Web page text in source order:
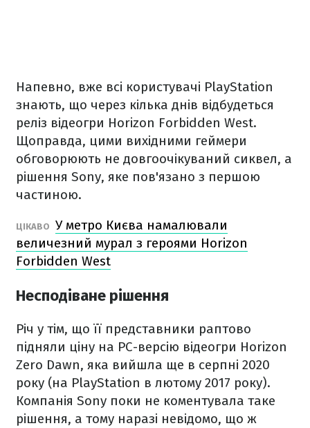
Напевно, вже всі користувачі PlayStation
знають, що через кілька днів відбудеться
реліз відеогри Horizon Forbidden West.
Щоправда, цими вихідними геймери
обговорюють не довгоочікуваний сиквел, а
рішення Sony, яке пов'язано з першою
частиною.
ЦІКАВО У метро Києва намалювали
величезний мурал з героями Horizon
Forbidden West
Несподіване рішення
Річ у тім, що її представники раптово
підняли ціну на PC-версію відеогри Horizon
Zero Dawn, яка вийшла ще в серпні 2020
року (на PlayStation в лютому 2017 року).
Компанія Sony поки не коментувала таке
рішення, а тому наразі невідомо, що ж